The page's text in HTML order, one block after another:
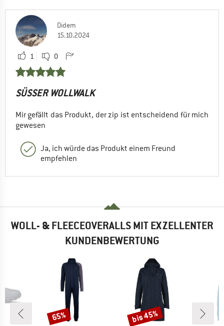
Didem
15.10.2024
1 0
SÜSSER WOLLWALK
Mir gefällt das Produkt, der zip ist entscheidend für mich
gewesen
Ja, ich würde das Produkt einem Freund
empfehlen
WOLL- & FLEECEOVERALLS MIT EXZELLENTER
KUNDENBEWERTUNG
Rabatt
65% Rabatt
bis 45%